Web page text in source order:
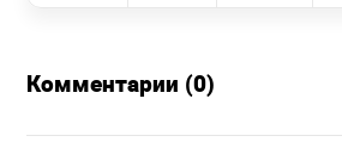
Комментарии (0)